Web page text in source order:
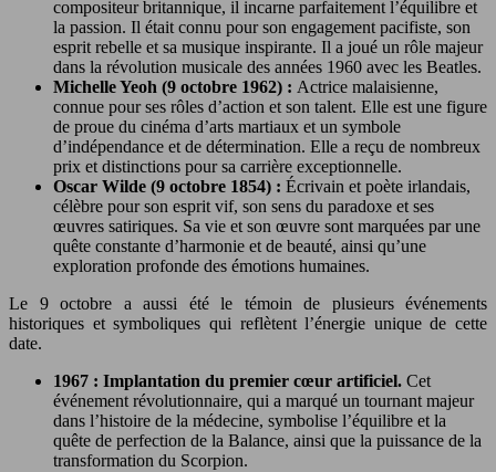
compositeur britannique, il incarne parfaitement l’équilibre et
la passion. Il était connu pour son engagement pacifiste, son
esprit rebelle et sa musique inspirante. Il a joué un rôle majeur
dans la révolution musicale des années 1960 avec les Beatles.
Michelle Yeoh (9 octobre 1962) : Actrice malaisienne,
connue pour ses rôles d’action et son talent. Elle est une figure
de proue du cinéma d’arts martiaux et un symbole
d’indépendance et de détermination. Elle a reçu de nombreux
prix et distinctions pour sa carrière exceptionnelle.
Oscar Wilde (9 octobre 1854) : Écrivain et poète irlandais,
célèbre pour son esprit vif, son sens du paradoxe et ses
œuvres satiriques. Sa vie et son œuvre sont marquées par une
quête constante d’harmonie et de beauté, ainsi qu’une
exploration profonde des émotions humaines.
Le 9 octobre a aussi été le témoin de plusieurs événements
historiques et symboliques qui reflètent l’énergie unique de cette
date.
1967 : Implantation du premier cœur artificiel. Cet
événement révolutionnaire, qui a marqué un tournant majeur
dans l’histoire de la médecine, symbolise l’équilibre et la
quête de perfection de la Balance, ainsi que la puissance de la
transformation du Scorpion.